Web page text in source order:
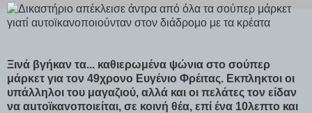
Ξινά βγήκαν τα... καθιερωμένα ψώνια στο σούπερ
μάρκετ για τον 49χρονο Ευγένιο Φρέιτας. Εκπληκτοι οι
υπάλληλοι του μαγαζιού, αλλά και οι πελάτες τον είδαν
να αuτοϊκαvοποιείται, σε κοινή θέα, επί ένα 10λεπτο και